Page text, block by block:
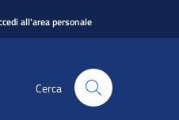
all'area personale
Cerca